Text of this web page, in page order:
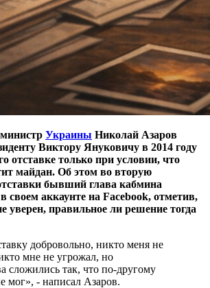
Украины Николай Азаров
Виктору Януковичу в 2014 году
отставке только при условии, что
майдан. Об этом во вторую
бывший глава кабмина
в своем аккаунте на Facebook, отметив,
уверен, правильное ли решение тогда
добровольно, никто меня не
мне не угрожал, но
сложились так, что по-другому
мог», - написал Азаров.